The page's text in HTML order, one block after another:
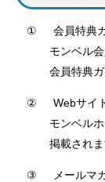
①
会員特典
モンベル
会員特典
② Webサイ
モンベル
掲載されま
③
メールマ